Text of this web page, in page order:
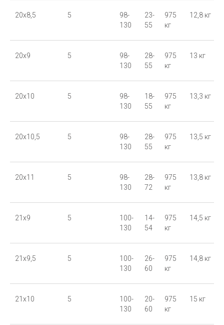
20x8,5 5
98-
130
23-
55
975
кг
12,8 кг
20x9 5
98-
130
28-
55
975
кг
13 кг
20x10 5
98-
130
18-
55
975
кг
13,3 кг
20x10,5 5
98-
130
28-
55
975
кг
13,5 кг
20x11 5
98-
130
28-
72
975
кг
13,8 кг
21x9 5
100-
130
14-
54
975
кг
14,5 кг
21x9,5 5
100-
130
26-
60
975
кг
14,8 кг
21x10 5
100-
130
20-
60
975
кг
15 кг